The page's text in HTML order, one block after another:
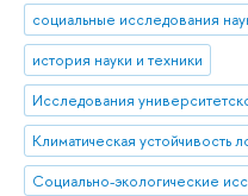
история науки и техники
Климатическая устойчивость
Социально-экологические